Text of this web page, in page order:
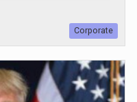
Corporate